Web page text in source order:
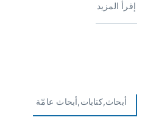
إقرأ المزيد
أبحاث,كتابات,أبحاث عامّة